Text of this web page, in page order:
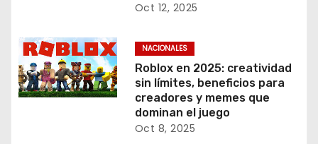
Oct 12, 2025
NACIONALES
Roblox en 2025: creatividad
sin límites, beneficios para
creadores y memes que
dominan el juego
Oct 8, 2025